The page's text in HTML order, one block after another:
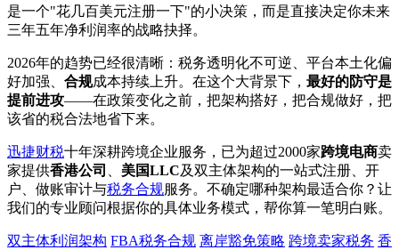
是一个"花几百美元注册一下"的小决策，而是直接决定你未来
三年五年净利润率的战略抉择。
2026年的趋势已经很清晰：税务透明化不可逆、平台本土化偏
好加强、 合规成本持续上升。在这个大背景下， 最好的防守是
提前进攻——在政策变化之前，把架构搭好，把合规做好，把
该省的税合法地省下来。
迅捷财税十年深耕跨境企业服务，已为超过2000家跨境电商卖
家提供香港公司 美国LLC及双主体架构的一站式注册、开
户、做账审计与税务合规服务。不确定哪种架构最适合你？让
我们的专业顾问根据你的具体业务模式，帮你算一笔明白账。
双主体利润架构 FBA税务合规 离岸豁免策略 跨境卖家税务 香